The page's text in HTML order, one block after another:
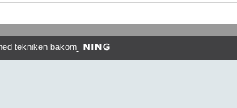
tekniken bakom